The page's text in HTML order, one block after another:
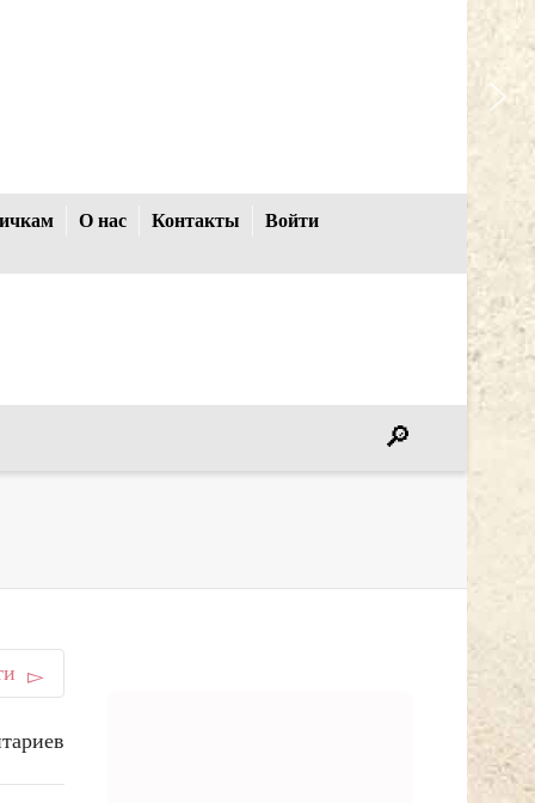
О нас Контакты Войти